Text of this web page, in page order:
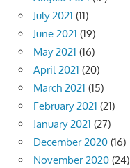
July 2021 (11)
June 2021 (19)
May 2021 (16)
April 2021 (20)
March 2021 (15)
February 2021 (21)
January 2021 (27)
December 2020 (16)
November 2020 (24)